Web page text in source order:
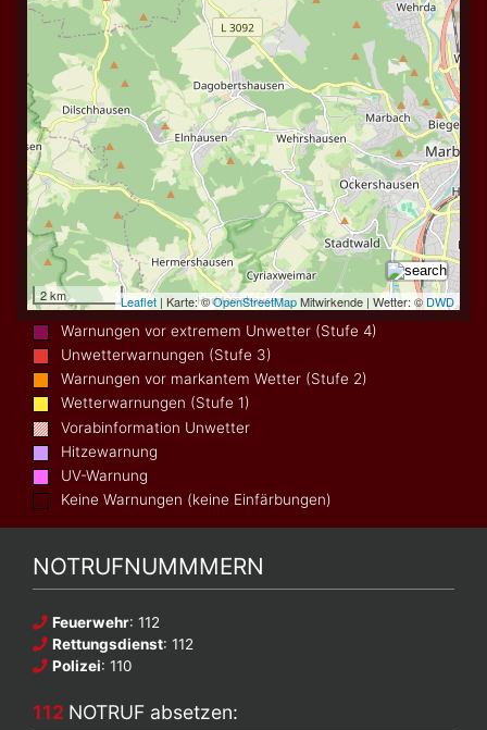
Warnungen vor extremem Unwetter (Stufe 4)
Unwetterwarnungen (Stufe 3)
Warnungen vor markantem Wetter (Stufe 2)
Wetterwarnungen (Stufe 1)
Vorabinformation Unwetter
Hitzewarnung
UV-Warnung
Keine Warnungen (keine Einfärbungen)
NOTRUFNUMMMERN
Feuerwehr: 112
Rettungsdienst: 112
Polizei: 110
112 NOTRUF absetzen: